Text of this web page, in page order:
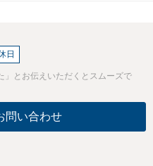
日
とお伝えいただくとスムーズで
問い合わせ